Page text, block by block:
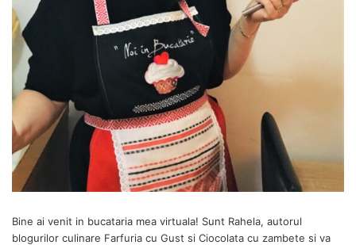
Bine ai venit in bucataria mea virtuala! Sunt Rahela, autorul
blogurilor culinare Farfuria cu Gust si Ciocolata cu zambete si va